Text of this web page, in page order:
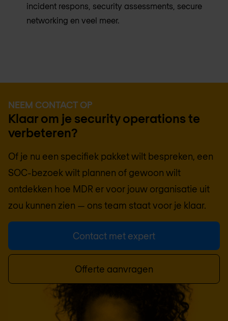
incident respons, security assessments, secure
networking en veel meer.
NEEM CONTACT OP
Klaar om je security operations te
verbeteren?
Of je nu een specifiek pakket wilt bespreken, een
SOC-bezoek wilt plannen of gewoon wilt
ontdekken hoe MDR er voor jouw organisatie uit
zou kunnen zien — ons team staat voor je klaar.
Contact met expert
Offerte aanvragen